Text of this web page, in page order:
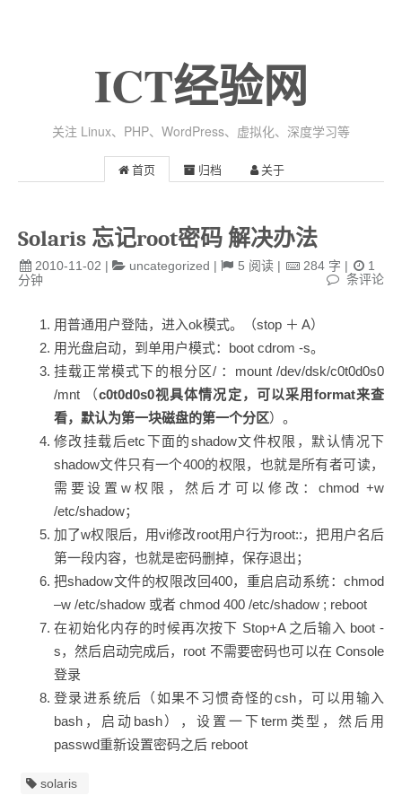
ICT经验网
关注 Linux、PHP、WordPress、虚拟化、深度学习等
首页 归档 关于
Solaris 忘记root密码 解决办法
2010-11-02 | uncategorized | 5 阅读| 284字 |
1
分钟
条评论
用普通用户登陆，进入ok模式。（stop ＋ A）
用光盘启动，到单用户模式：boot cdrom -s。
挂载正常模式下的根分区/ ：mount /dev/dsk/c0t0d0s0
/mnt （c0t0d0s0视具体情况定，可以采用format来查
看，默认为第一块磁盘的第一个分区）。
修改挂载后etc下面的shadow文件权限，默认情况下
shadow文件只有一个400的权限，也就是所有者可读，
需要设置w权限，然后才可以修改：chmod +w
/etc/shadow；
加了w权限后，用vi修改root用户行为root::，把用户名后
第一段内容，也就是密码删掉，保存退出；
把shadow文件的权限改回400，重启启动系统：chmod
–w /etc/shadow 或者 chmod 400 /etc/shadow ; reboot
在初始化内存的时候再次按下 Stop+A 之后输入 boot -
s，然后启动完成后，root 不需要密码也可以在 Console
登录
登录进系统后（如果不习惯奇怪的csh，可以用输入
bash，启动bash），设置一下term类型，然后用
passwd重新设置密码之后 reboot
solaris